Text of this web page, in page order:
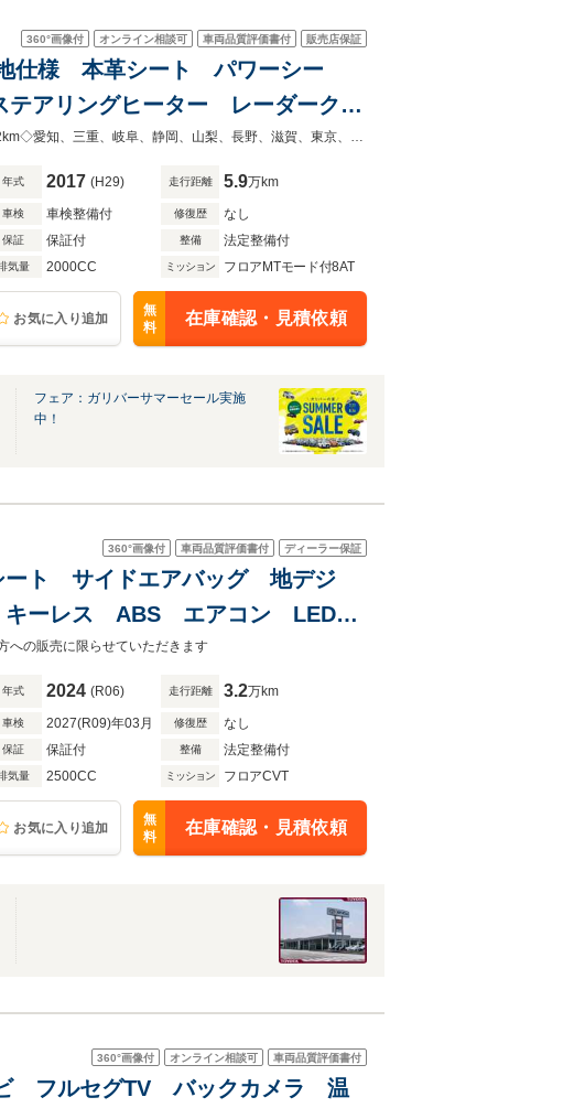
360°画像付 オンライン相談可 車両品質評価書付 販売店保証
仕様 本革シート パワーシー
アリングヒーター レーダークル
ト 前後コーナーセンサー オート
◇愛知でお車を買うならガリバー豊橋店へ！豊橋駅から車で5分/2km◇愛知、三重、岐阜、静岡、山梨、長野、滋賀、東京、神奈川、三河、東海で中古車をお探しならガリバーへ！
年式 2017 (H29) 走行距離 5.9万km
車検 車検整備付 修復歴 なし
保証 保証付 整備 法定整備付
気量 2000CC ミッション フロアMTモード付8AT
お気に入り追加
無
料
在庫確認・見積依頼
フェア：ガリバーサマーセール実施
中！
360°画像付 車両品質評価書付 ディーラー保証
ート サイドエアバッグ 地デジ
ーレス ABS エアコン LEDヘ
ュージックプレイヤー接続可
への販売に限らせていただきます
年式 2024 (R06) 走行距離 3.2万km
車検 2027(R09)年03月 修復歴 なし
保証 保証付 整備 法定整備付
気量 2500CC ミッション フロアCVT
お気に入り追加
無
料
在庫確認・見積依頼
360°画像付 オンライン相談可 車両品質評価書付
フルセグTV バックカメラ 温